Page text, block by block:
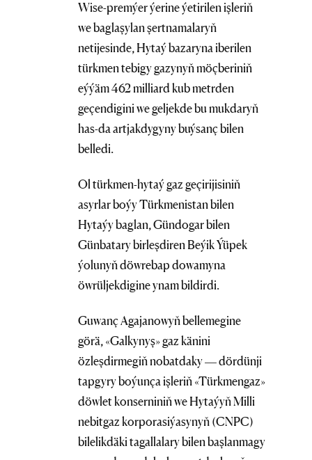
Wise-premýer ýerine ýetirilen işleriň
we baglaşylan şertnamalaryň
netijesinde, Hytaý bazaryna iberilen
türkmen tebigy gazynyň möçberiniň
eýýäm 462 milliard kub metrden
geçendigini we geljekde bu mukdaryň
has-da artjakdygyny buýsanç bilen
belledi.
Ol türkmen-hytaý gaz geçirijisiniň
asyrlar boýy Türkmenistan bilen
Hytaýy baglan, Gündogar bilen
Günbatary birleşdiren Beýik Ýüpek
ýolunyň döwrebap dowamyna
öwrüljekdigine ynam bildirdi.
Guwanç Agajanowyň bellemegine
görä, «Galkynyş» gaz känini
özleşdirmegiň nobatdaky — dördünji
tapgyry boýunça işleriň «Türkmengaz»
döwlet konserniniň we Hytaýyň Milli
nebitgaz korporasiýasynyň (CNPC)
bilelikdäki tagallalary bilen başlanmagy